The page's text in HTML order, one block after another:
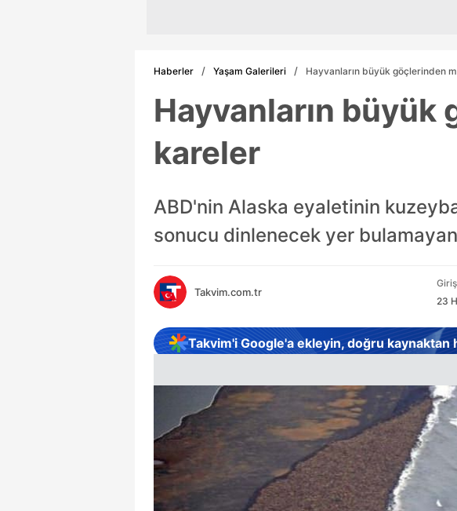
Haberler Yaşam Galerileri Hayvanların büyük göçlerinden
Hayvanların
kareler
ABD'nin Alaska eyaletinin
sonucu dinlenecek yer
Takvim.com.tr
23
Takvim'i Google'a ekleyin, doğru kaynaktan